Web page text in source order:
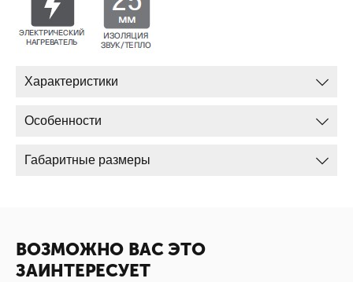
Характеристики
Особенности
Габаритные размеры
ВОЗМОЖНО ВАС ЭТО
ЗАИНТЕРЕСУЕТ